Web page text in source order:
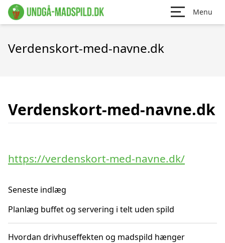
Menu
Verdenskort-med-navne.dk
Verdenskort-med-navne.dk
https://verdenskort-med-navne.dk/
Seneste indlæg
Planlæg buffet og servering i telt uden spild
Hvordan drivhuseffekten og madspild hænger